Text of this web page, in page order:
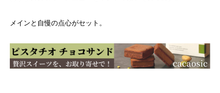
メインと自慢の点心がセット。